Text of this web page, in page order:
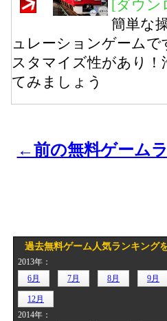
[ダウン
簡単な
ュレーションゲーム
スタマイズ性があり！
てみましょう
←前の無料ゲーム
過去無料ゲーム人気ランキング
2013年：
6月
7月 8月 9月
12月
2014年：